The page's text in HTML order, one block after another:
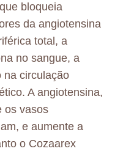
bloqueia
da angiotensina
total, a
no sangue, a
na circulação
A angiotensina,
os vasos
e aumente a
o Cozaarex